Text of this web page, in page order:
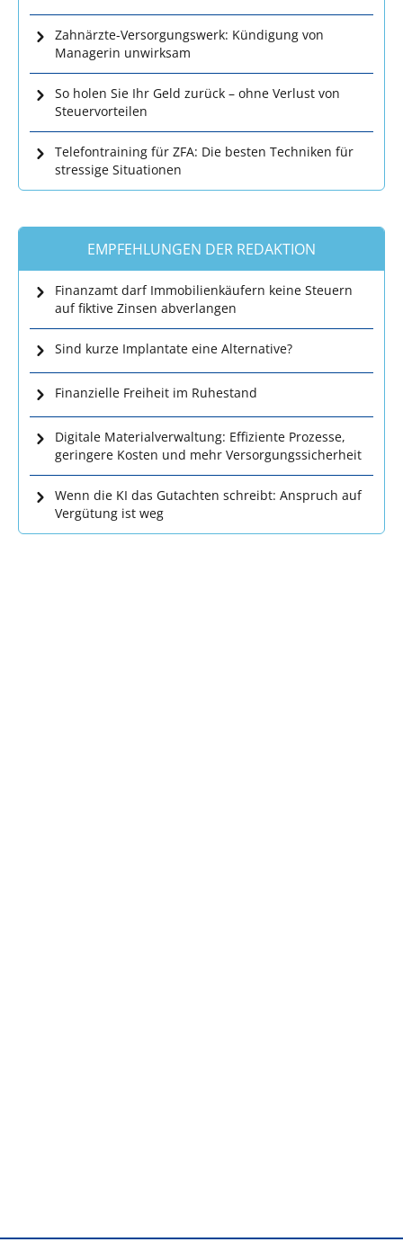
Zahnärzte-Versorgungswerk: Kündigung von
Managerin unwirksam
So holen Sie Ihr Geld zurück – ohne Verlust von
Steuervorteilen
Telefontraining für ZFA: Die besten Techniken für
stressige Situationen
EMPFEHLUNGEN DER REDAKTION
Finanzamt darf Immobilienkäufern keine Steuern
auf fiktive Zinsen abverlangen
Sind kurze Implantate eine Alternative?
Finanzielle Freiheit im Ruhestand
Digitale Materialverwaltung: Effiziente Prozesse,
geringere Kosten und mehr Versorgungssicherheit
Wenn die KI das Gutachten schreibt: Anspruch auf
Vergütung ist weg